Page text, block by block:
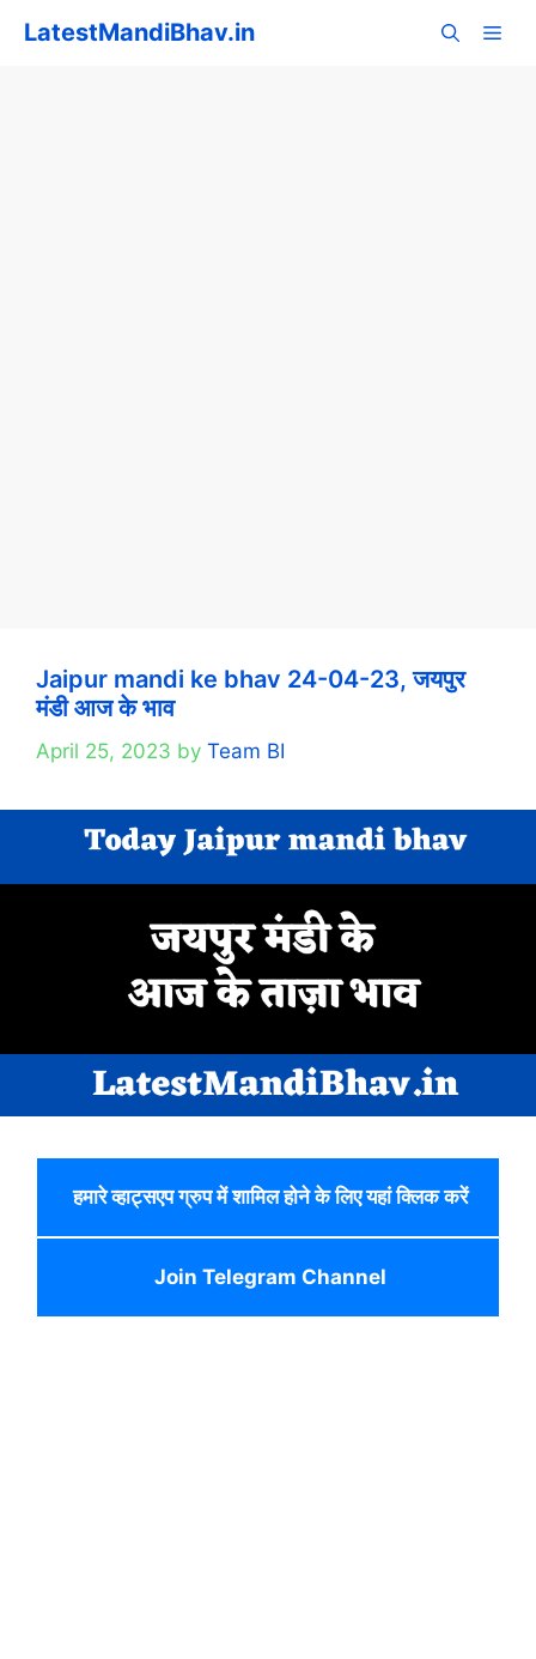
LatestMandiBhav.in
Jaipur mandi ke bhav 24-04-23, जयपुर
मंडी आज के भाव
April 25, 2023 by Team BI
हमारे व्हाट्सएप ग्रुप में शामिल होने के लिए यहां क्लिक करें
Join Telegram Channel